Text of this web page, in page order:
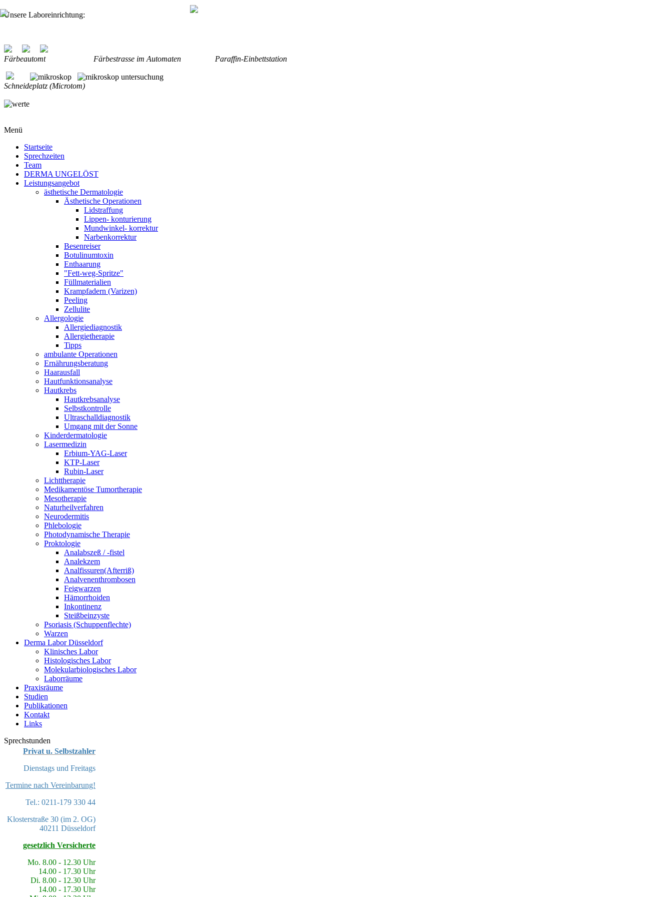
Unsere Laboreinrichtung:
Färbeautomt Färbestrasse im Automaten Paraffin-Einbettstation
Schneideplatz (Microtom)
Menü
Startseite
Sprechzeiten
Team
DERMA UNGELÖST
Leistungsangebot
ästhetische Dermatologie
Ästhetische Operationen
Lidstraffung
Lippen- konturierung
Mundwinkel- korrektur
Narbenkorrektur
Besenreiser
Botulinumtoxin
Enthaarung
"Fett-weg-Spritze"
Füllmaterialien
Krampfadern (Varizen)
Peeling
Zellulite
Allergologie
Allergiediagnostik
Allergietherapie
Tipps
ambulante Operationen
Ernährungsberatung
Haarausfall
Hautfunktionsanalyse
Hautkrebs
Hautkrebsanalyse
Selbstkontrolle
Ultraschalldiagnostik
Umgang mit der Sonne
Kinderdermatologie
Lasermedizin
Erbium-YAG-Laser
KTP-Laser
Rubin-Laser
Lichttherapie
Medikamentöse Tumortherapie
Mesotherapie
Naturheilverfahren
Neurodermitis
Phlebologie
Photodynamische Therapie
Proktologie
Analabszeß / -fistel
Analekzem
Analfissuren(Afterriß)
Analvenenthrombosen
Feigwarzen
Hämorrhoiden
Inkontinenz
Steißbeinzyste
Psoriasis (Schuppenflechte)
Warzen
Derma Labor Düsseldorf
Klinisches Labor
Histologisches Labor
Molekularbiologisches Labor
Laborräume
Praxisräume
Studien
Publikationen
Kontakt
Links
Sprechstunden
Privat u. Selbstzahler
Dienstags und Freitags
Termine nach Vereinbarung!
Tel.: 0211-179 330 44
Klosterstraße 30 (im 2. OG)
40211 Düsseldorf
gesetzlich Versicherte
Mo. 8.00 - 12.30 Uhr
14.00 - 17.30 Uhr
Di. 8.00 - 12.30 Uhr
14.00 - 17.30 Uhr